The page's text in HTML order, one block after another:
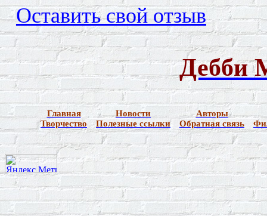
Оставить свой отзыв
Дебби
Главная Новости
Авторы
Творчество
Полезные ссылки Обратная связь